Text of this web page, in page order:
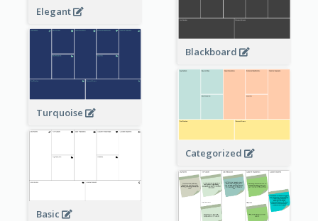
Elegant
Blackboard
Turquoise
Categorized
Basic